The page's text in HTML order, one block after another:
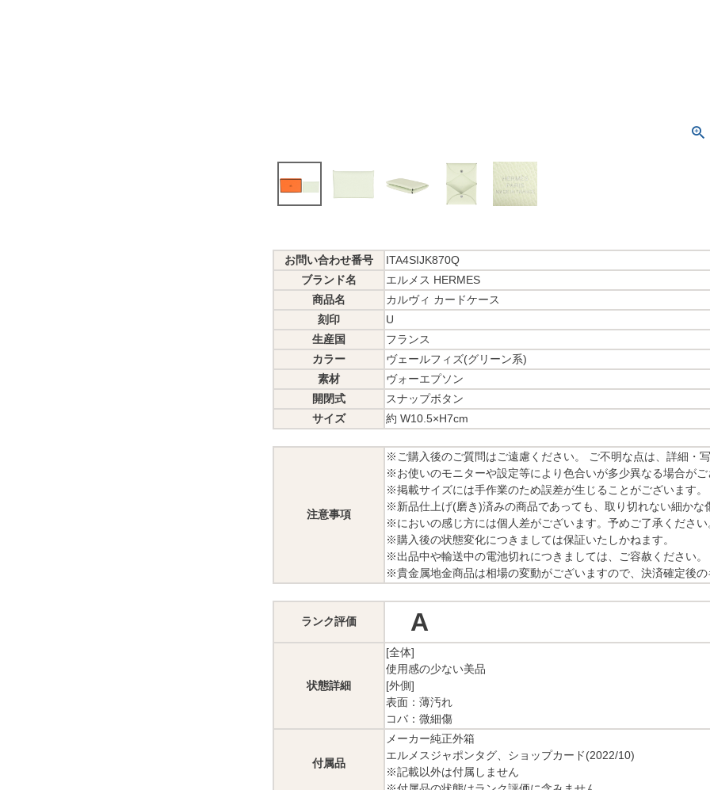
お問い合わせ番号
ITA4SIJK870Q
ブランド名
エルメス HERMES
商品名
カルヴィ カードケース
刻印
U
生産国
フランス
カラー
ヴェールフィズ(グリーン系)
素材
ヴォーエプソン
開閉式
スナップボタン
サイズ
約 W10.5×H7cm
注意事項
※ご購入後のご質問はご遠慮ください。 ご不明な点は、詳細・
※お使いのモニターや設定等により色合いが多少異なる場合がご
※掲載サイズには手作業のため誤差が生じることがございます。
※新品仕上げ(磨き)済みの商品であっても、取り切れない細かな
※においの感じ方には個人差がございます。予めご了承ください
※購入後の状態変化につきましては保証いたしかねます。
※出品中や輸送中の電池切れにつきましては、ご容赦ください。
※貴金属地金商品は相場の変動がございますので、決済確定後の
ランク評価 A
状態詳細
[全体]
使用感の少ない美品
[外側]
表面：薄汚れ
コバ：微細傷
付属品
メーカー純正外箱
エルメスジャポンタグ、ショップカード(2022/10)
※記載以外は付属しません